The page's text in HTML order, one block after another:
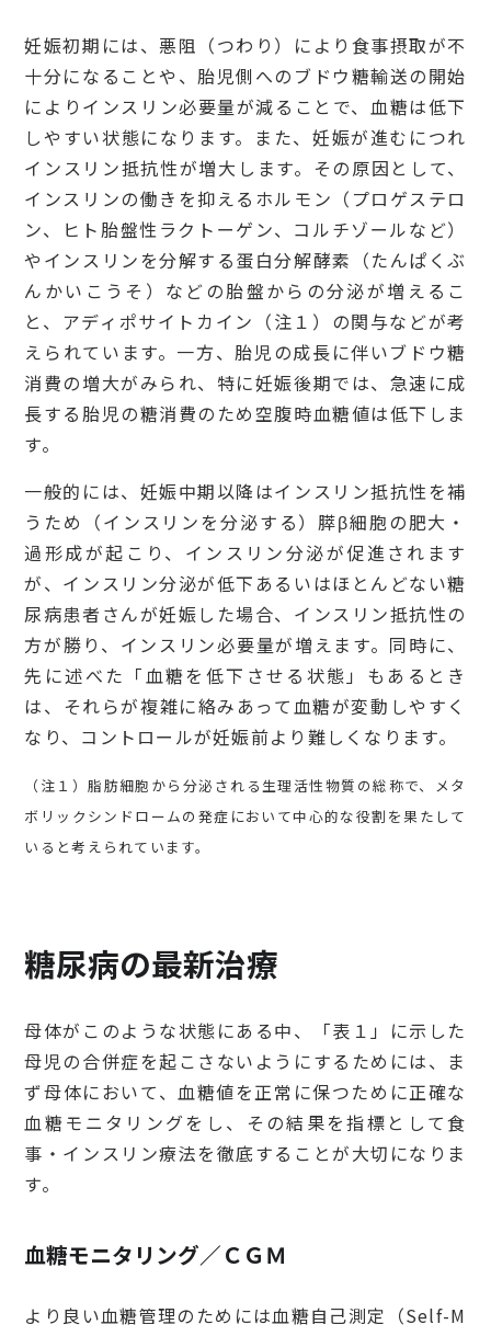
妊娠初期には、悪阻（つわり）により食事摂取が不
十分になることや、胎児側へのブドウ糖輸送の開始
によりインスリン必要量が減ることで、血糖は低下
しやすい状態になります。また、妊娠が進むにつれ
インスリン抵抗性が増大します。その原因として、
インスリンの働きを抑えるホルモン（プロゲステロ
ン、ヒト胎盤性ラクトーゲン、コルチゾールなど）
やインスリンを分解する蛋白分解酵素（たんぱくぶ
んかいこうそ）などの胎盤からの分泌が増えるこ
と、アディポサイトカイン（注１）の関与などが考
えられています。一方、胎児の成長に伴いブドウ糖
消費の増大がみられ、特に妊娠後期では、急速に成
長する胎児の糖消費のため空腹時血糖値は低下しま
す。
一般的には、妊娠中期以降はインスリン抵抗性を補
うため（インスリンを分泌する）膵β細胞の肥大・
過形成が起こり、インスリン分泌が促進されます
が、インスリン分泌が低下あるいはほとんどない糖
尿病患者さんが妊娠した場合、インスリン抵抗性の
方が勝り、インスリン必要量が増えます。同時に、
先に述べた「血糖を低下させる状態」もあるとき
は、それらが複雑に絡みあって血糖が変動しやすく
なり、コントロールが妊娠前より難しくなります。
（注１）脂肪細胞から分泌される生理活性物質の総称で、メタ
ボリックシンドロームの発症において中心的な役割を果たして
いると考えられています。
糖尿病の最新治療
母体がこのような状態にある中、「表１」に示した
母児の合併症を起こさないようにするためには、ま
ず母体において、血糖値を正常に保つために正確な
血糖モニタリングをし、その結果を指標として食
事・インスリン療法を徹底することが大切になりま
す。
血糖モニタリング／ＣＧＭ
より良い血糖管理のためには血糖自己測定（Self-M